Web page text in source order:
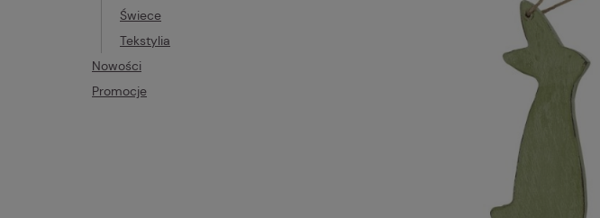
Świece
Tekstylia
Nowości
Promocje